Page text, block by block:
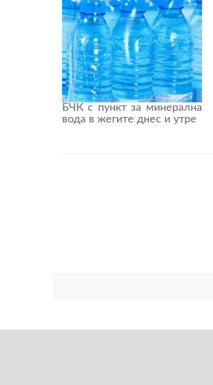
БЧК с пункт за минерална
вода в жегите днес и утре